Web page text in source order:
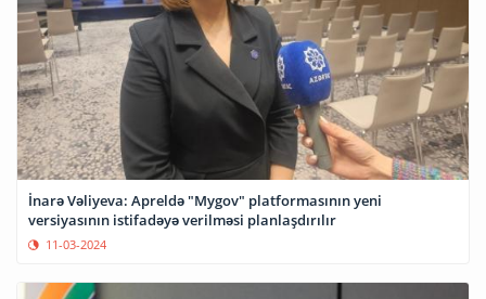
İnarə Vəliyeva: Apreldə "Mygov" platformasının yeni
versiyasının istifadəyə verilməsi planlaşdırılır
11-03-2024